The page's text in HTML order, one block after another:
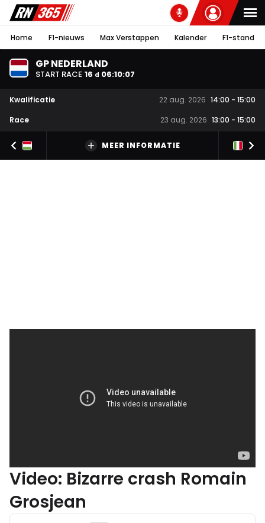
Home F1-nieuws Max Verstappen Kalender F1-stand
GP NEDERLAND
START RACE 16 d 06:10:06
Kwalificatie 22 aug. 2026 14:00 - 15:00
Race
23 aug. 2026 13:00 - 15:00
MEER INFORMATIE
Video: Bizarre crash Romain
Grosjean